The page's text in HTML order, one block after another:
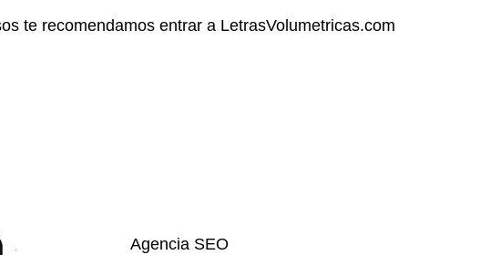
te recomendamos entrar a LetrasVolumetricas.com
Agencia SEO